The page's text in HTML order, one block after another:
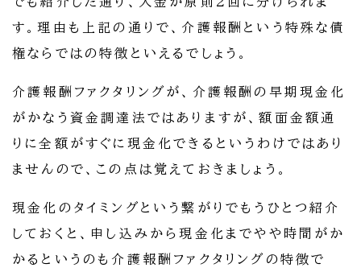
す。理由も上記の通りで、介護報酬という特殊な債
権ならではの特徴といえるでしょう。
介護報酬ファクタリングが、介護報酬の早期現金化
がかなう資金調達法ではありますが、額面金額通
りに全額がすぐに現金化できるというわけではあり
ませんので、この点は覚えておきましょう。
現金化のタイミングという繋がりでもうひとつ紹介
しておくと、申し込みから現金化までやや時間がか
かるというのも介護報酬ファクタリングの特徴で